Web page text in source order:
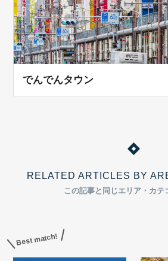
でんでんタウン
RELATED ARTICLES BY
この記事と同じエリア・カテ
Best match!